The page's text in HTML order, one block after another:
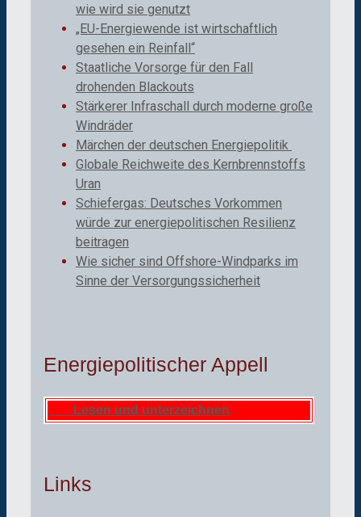
wie wird sie genutzt
„EU-Energiewende ist wirtschaftlich
gesehen ein Reinfall“
Staatliche Vorsorge für den Fall
drohenden Blackouts
Stärkerer Infraschall durch moderne große
Windräder
Märchen der deutschen Energiepolitik
Globale Reichweite des Kernbrennstoffs
Uran
Schiefergas: Deutsches Vorkommen
würde zur energiepolitischen Resilienz
beitragen
Wie sicher sind Offshore-Windparks im
Sinne der Versorgungssicherheit
Energiepolitischer Appell
Lesen und unterzeichnen
Links